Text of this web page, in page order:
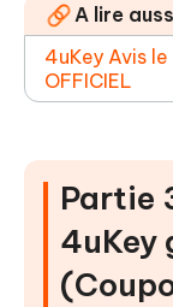
A lire
4uKey Avis
OFFICIEL
Partie
4uKey